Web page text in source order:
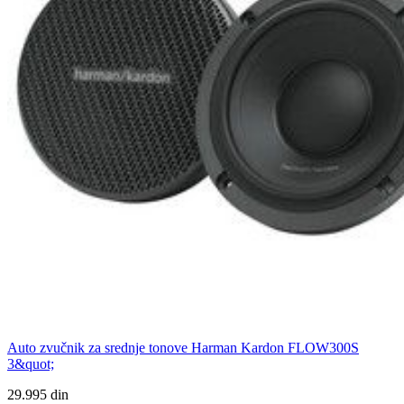
Auto zvučnik za srednje tonove Harman Kardon FLOW300S
3&quot;
29.995 din